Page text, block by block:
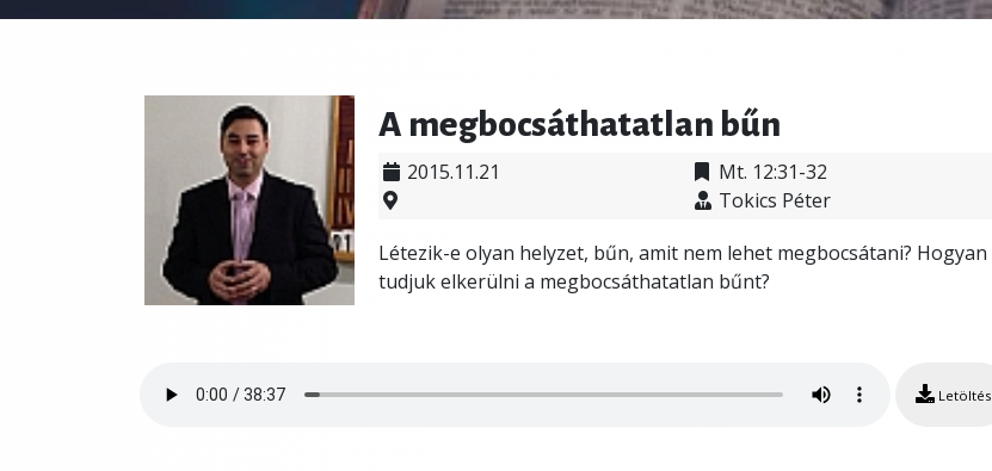
A megbocsáthatatlan bűn
2015.11.21
Mt. 12:31-32
Tokics Péter
Létezik-e olyan helyzet, bűn, amit nem lehet megbocsátani? Hogyan
tudjuk elkerülni a megbocsáthatatlan bűnt?
Letöltés